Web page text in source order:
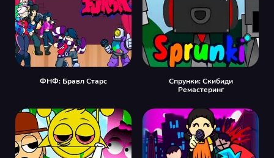
ФНФ: Бравл Старс
Спрунки: Скибиди
Ремастеринг